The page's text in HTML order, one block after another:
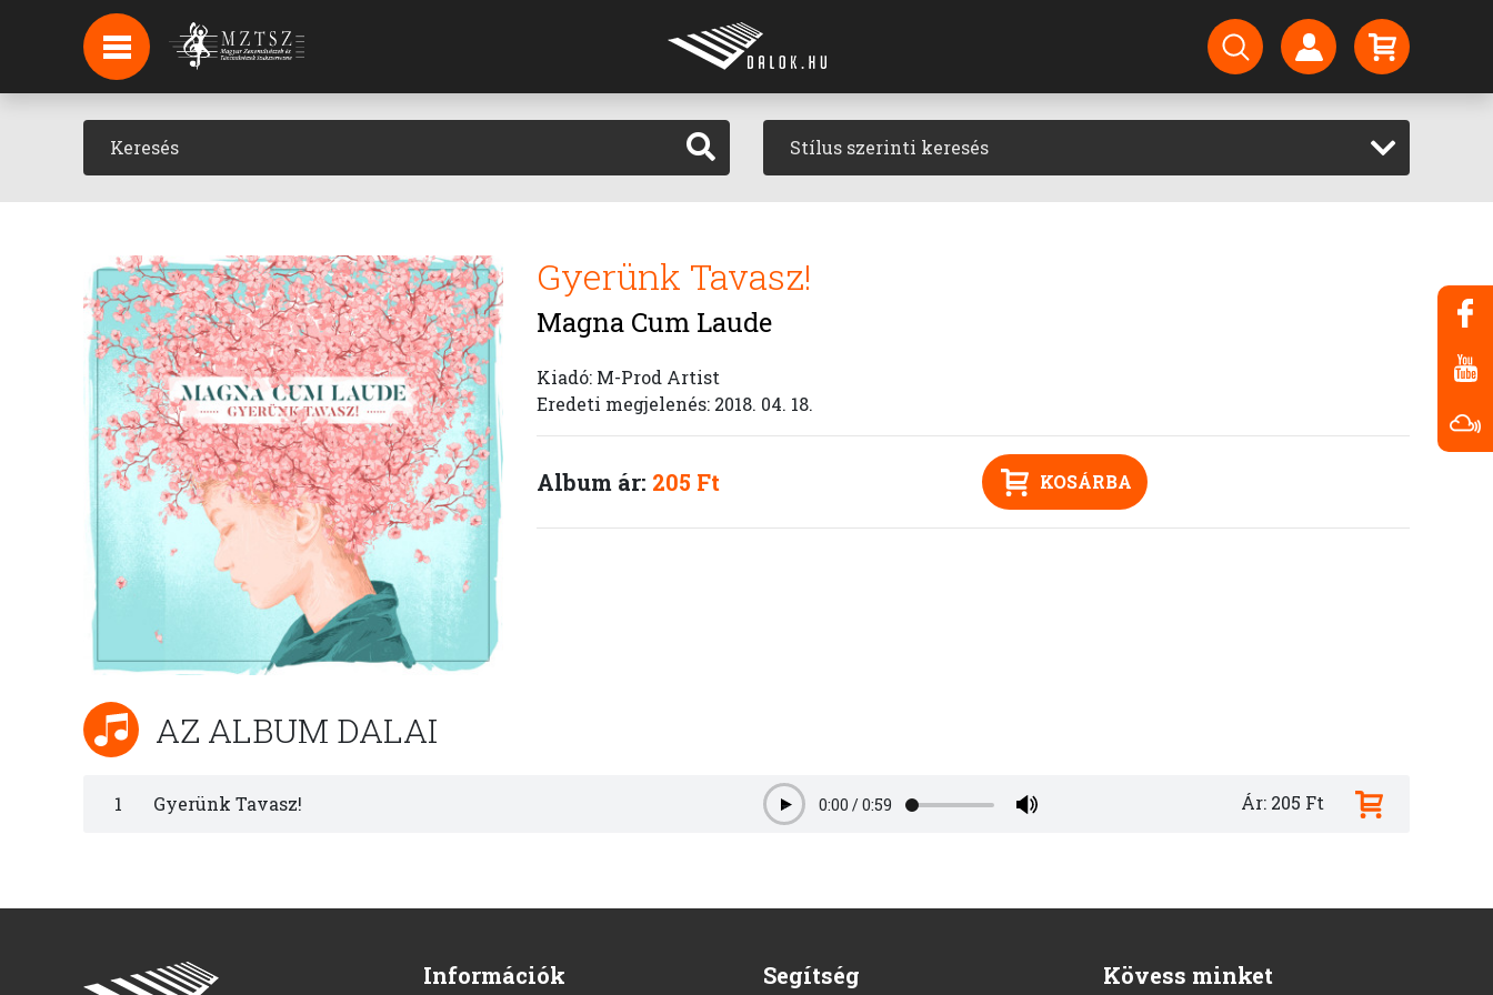
HÍREK
HÍRLEVÉL FELIRATKOZÁS
PODCAST Stílus szerinti keresés
Gyerünk Tavasz!
Magna Cum Laude
Kiadó: M-Prod Artist
Eredeti megjelenés: 2018. 04. 18.
Album ár: 205 Ft KOSÁRBA
AZ ALBUM DALAI
1 Gyerünk Tavasz! Play0:00 /0:59 Ár: 205 Ft
Információk Segítség Kövess minket